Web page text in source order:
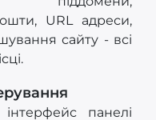
URL адреси,
сайту - всі
панелі